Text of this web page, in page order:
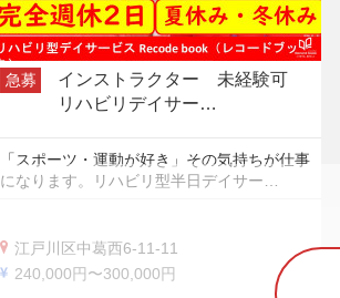
急募
インストラクター 未経験可
リハビリデイサー…
「スポーツ・運動が好き」その気持ちが仕事
になります。リハビリ型半日デイサー…
江戸川区中葛西6-11-11
240,000円〜300,000円